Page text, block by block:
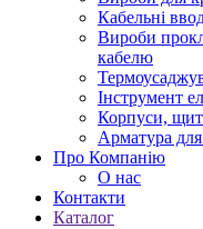
Кабельні
Вироби
кабелю
Інструмент
Корпуси,
Арматура
Про Компанію
О нас
Контакти
Каталог